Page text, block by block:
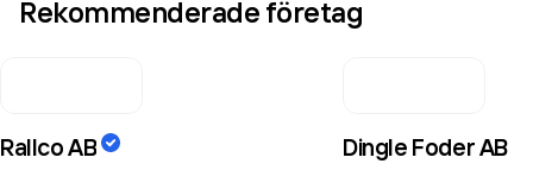
Rekommenderade företag
Rallco AB Dingle Foder AB